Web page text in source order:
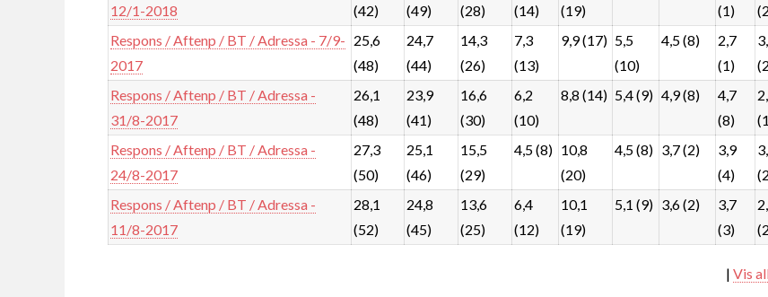
12/1-2018
(42)
(49)
(28)
(14)
(19)
(1)
Respons / Aftenp / BT / Adressa - 7/9-
2017
25,6
(48)
24,7
(44)
14,3
(26)
7,3
(13)
9,9 (17) 5,5
(10)
4,5 (8)
2,7
(1)
Respons / Aftenp / BT / Adressa -
31/8-2017
26,1
(48)
23,9
(41)
16,6
(30)
6,2
(10)
8,8 (14) 5,4 (9) 4,9 (8)
4,7
(8)
Respons / Aftenp / BT / Adressa -
24/8-2017
27,3
(50)
25,1
(46)
15,5
(29)
4,5 (8) 10,8
(20)
4,5 (8) 3,7 (2)
3,9
(4)
Respons / Aftenp / BT / Adressa -
11/8-2017
28,1
(52)
24,8
(45)
13,6
(25)
6,4
(12)
10,1
(19)
5,1 (9) 3,6 (2)
3,7
(3)
| Vis